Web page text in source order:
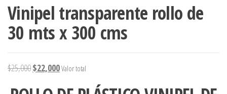
Vinipel transparente rollo de
30 mts x 300 cms
$25,000El precio original era: $25,000.
$22,000El precio actual es: $22,000.
Valor total